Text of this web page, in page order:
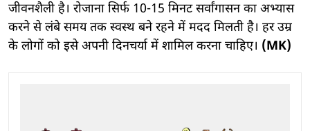
जीवनशैली है। रोजाना सिर्फ 10-15 मिनट सर्वांगासन का अभ्यास
करने से लंबे समय तक स्वस्थ बने रहने में मदद मिलती है। हर उम्र
के लोगों को इसे अपनी दिनचर्या में शामिल करना चाहिए। (MK)